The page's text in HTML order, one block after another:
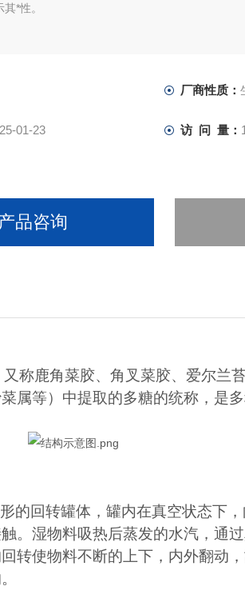
*性。
厂商性质：
01-23 访 问 量：
产品咨询
又称鹿角菜胶、角叉菜胶、爱尔兰
属等）中提取的多糖的统称，是
的回转罐体，罐内在真空状态下
。湿物料吸热后蒸发的水汽，通
转使物料不断的上下，内外翻动